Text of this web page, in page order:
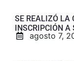
SE REALIZÓ LA
INSCRIPCIÓN
agosto 7,